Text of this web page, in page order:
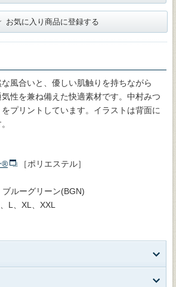
お気に入り商品に登録する
風合いと、優しい肌触りを持ちながら
性を兼ね備えた快適素材です。中村みつ
プリントしています。イラストは背面に
®
［ポリエステル］
ブルーグリーン(BGN)
L、XL、XXL